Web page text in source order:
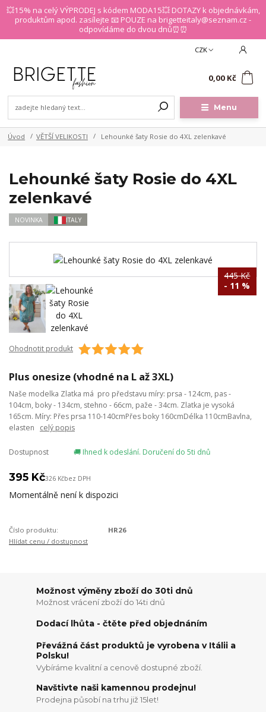
💥15% na celý VÝPRODEJ s kódem MODA15💥 DOTAZY k objednávkám,
produktům apod. zasílejte 📧 POUZE na brigetteitaly@seznam.cz -
odpovídáme do dvou dnů⏰⏰
Menu
CZK
0,00 Kč
Úvod VĚTŠÍ VELIKOSTI Lehounké šaty Rosie do 4XL zelenkavé
Lehounké šaty Rosie do 4XL
zelenkavé
NOVINKA ITALY
445 Kč
- 11 %
Ohodnotit produkt
Plus onesize (vhodné na L až 3XL)
Naše modelka Zlatka má pro představu míry: prsa - 124cm, pas -
104cm, boky - 134cm, stehno - 66cm, paže - 34cm. Zlatka je vysoká
165cm. Míry: Přes prsa 110-140cmPřes boky 160cmDélka 110cmBavlna,
elasten celý popis
Dostupnost 🚚 Ihned k odeslání. Doručení do 5ti dnů
395 Kč326 Kčbez DPH
Momentálně není k dispozici
Číslo produktu:
HR26
Hlídat cenu / dostupnost
Možnost výměny zboží do 30ti dnů
Možnost vrácení zboží do 14ti dnů
Dodací lhůta - čtěte před objednáním
Převážná část produktů je vyrobena v Itálii a
Polsku!
Vybíráme kvalitní a cenově dostupné zboží.
Navštivte naši kamennou prodejnu!
Prodejna působí na trhu již 15let!